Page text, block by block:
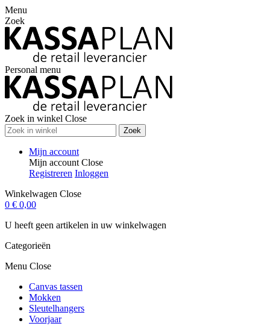
Menu
Zoek
Personal menu
Zoek in winkel Close
Zoek
Mijn account
Mijn account Close
Registreren Inloggen
Winkelwagen Close
0 € 0,00
U heeft geen artikelen in uw winkelwagen
Categorieën
Menu Close
Canvas tassen
Mokken
Sleutelhangers
Voorjaar